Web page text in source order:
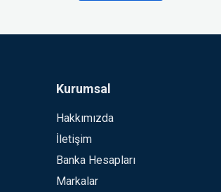
Kurumsal
Hakkımızda
İletişim
Banka Hesapları
Markalar